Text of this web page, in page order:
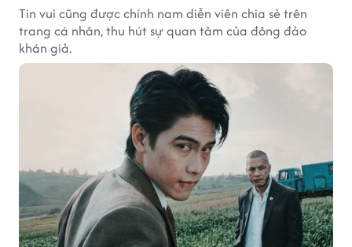
Tin vui cũng được chính nam diễn viên chia sẻ trên
trang cá nhân, thu hút sự quan tâm của đông đảo
khán giả.